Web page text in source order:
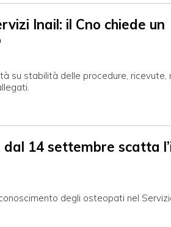
Inail: il Cno chiede un
su stabilità delle procedure, ricevute,
14 settembre scatta
degli osteopati nel